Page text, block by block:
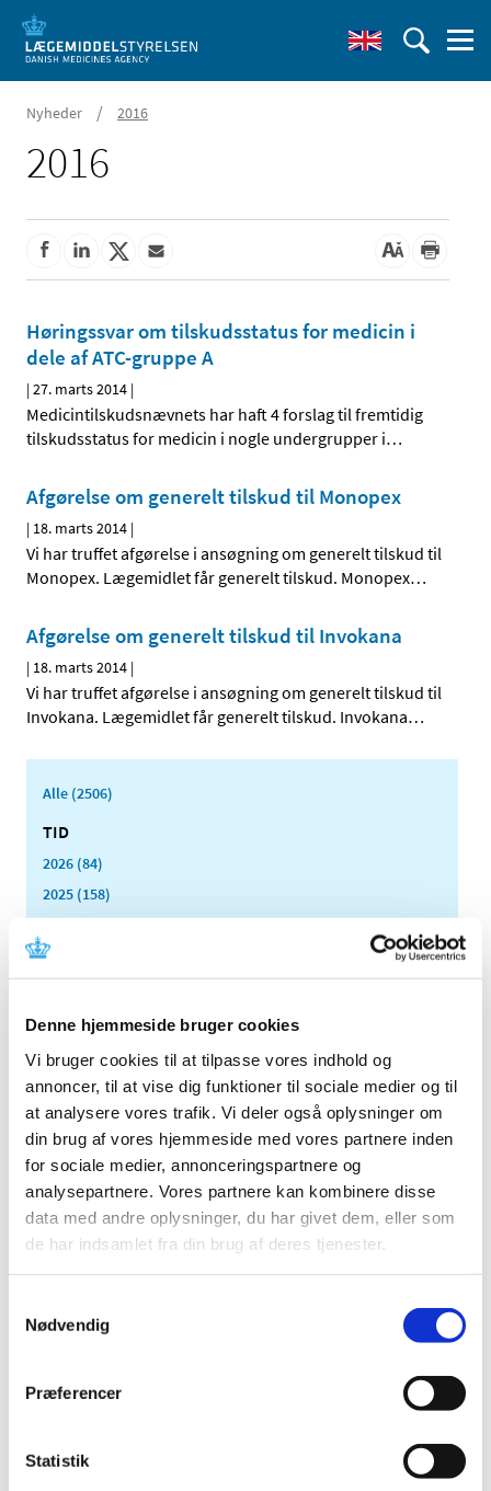
Denne hjemmeside bruger cookies
Vi bruger cookies til at tilpasse vores indhold og
annoncer, til at vise dig funktioner til sociale medier og til
at analysere vores trafik. Vi deler også oplysninger om
din brug af vores hjemmeside med vores partnere inden
for sociale medier, annonceringspartnere og
analysepartnere. Vores partnere kan kombinere disse
data med andre oplysninger, du har givet dem, eller som
de har indsamlet fra din brug af deres tjenester.
Nødvendig
Præferencer
Statistik
Nyheder / 2016
2016
Høringssvar om tilskudsstatus for medicin i
dele af ATC-gruppe A
|27. marts 2014 |
Medicintilskudsnævnets har haft 4 forslag til fremtidig
tilskudsstatus for medicin i nogle undergrupper i…
Afgørelse om generelt tilskud til Monopex
| 18. marts 2014 |
Vi har truffet afgørelse i ansøgning om generelt tilskud til
Monopex. Lægemidlet får generelt tilskud. Monopex…
Afgørelse om generelt tilskud til Invokana
| 18. marts 2014 |
Vi har truffet afgørelse i ansøgning om generelt tilskud til
Invokana. Lægemidlet får generelt tilskud. Invokana…
Alle (2506)
TID
2026 (84)
2025 (158)
2024 (224)
2023 (195)
2022 (197)
2021 (516)
2019 (159)
2018 (150)
2017 (167)
2016 (167)
2015 (33)
oktober (1)
juli (2)
maj (2)